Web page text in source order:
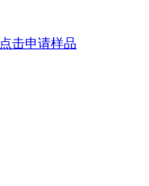
点击申请样品